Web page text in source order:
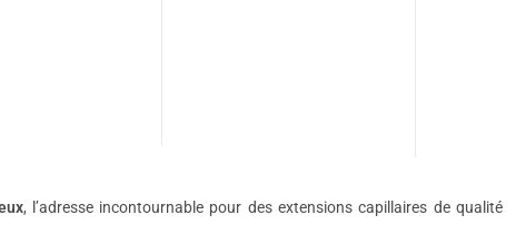
, l’adresse incontournable pour des extensions capillaires de qualité